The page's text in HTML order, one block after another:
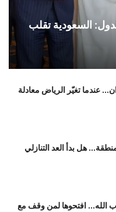
السعودية تقلب
عندما تغيّر الرياض معادلة
هل بدأ العد التنازلي
الله... افتحوها لمن وقف مع